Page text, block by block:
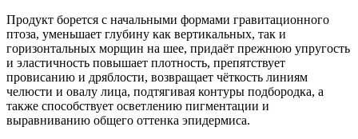
Продукт борется с начальными формами гравитационного
птоза, уменьшает глубину как вертикальных, так и
горизонтальных морщин на шее, придаёт прежнюю упругость
и эластичность повышает плотность, препятствует
провисанию и дряблости, возвращает чёткость линиям
челюсти и овалу лица, подтягивая контуры подбородка, а
также способствует осветлению пигментации и
выравниванию общего оттенка эпидермиса.